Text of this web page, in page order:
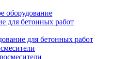
оборудование
для бетонных работ
для бетонных работ